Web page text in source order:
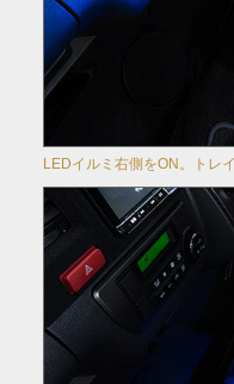
LEDイルミ右側をON。トレ